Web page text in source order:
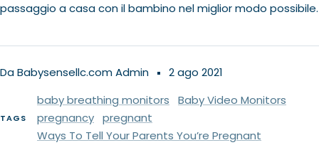
Da Babysensellc.com Admin 2 ago 2021
TAGS
baby breathing monitors
Baby Video Monitors
pregnancy pregnant
Ways To Tell Your Parents You’re Pregnant
passaggio a casa con il bambino nel miglior modo possibile.